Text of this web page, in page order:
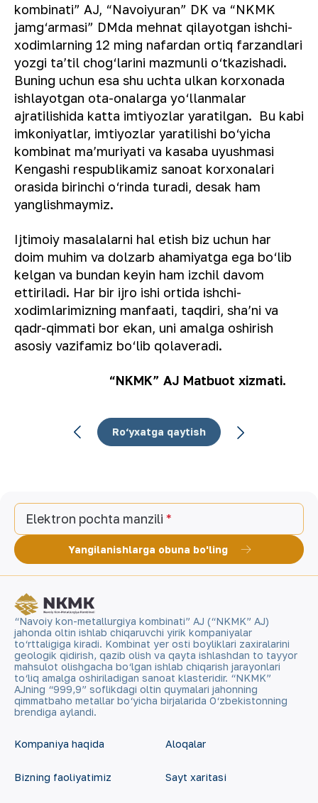
kombinati” AJ, “Navoiyuran” DK va “NKMK
jamg‘armasi” DMda mehnat qilayotgan ishchi-
xodimlarning 12 ming nafardan ortiq farzandlari
yozgi ta’til chog‘larini mazmunli o‘tkazishadi.
Buning uchun esa shu uchta ulkan korxonada
ishlayotgan ota-onalarga yo‘llanmalar
ajratilishida katta imtiyozlar yaratilgan. Bu kabi
imkoniyatlar, imtiyozlar yaratilishi bo‘yicha
kombinat ma’muriyati va kasaba uyushmasi
Kengashi respublikamiz sanoat korxonalari
orasida birinchi o‘rinda turadi, desak ham
yanglishmaymiz.
Ijtimoiy masalalarni hal etish biz uchun har
doim muhim va dolzarb ahamiyatga ega bo‘lib
kelgan va bundan keyin ham izchil davom
ettiriladi. Har bir ijro ishi ortida ishchi-
xodimlarimizning manfaati, taqdiri, sha’ni va
qadr-qimmati bor ekan, uni amalga oshirish
asosiy vazifamiz bo‘lib qolaveradi.
“NKMK” AJ Matbuot xizmati.
Ro‘yxatga qaytish
Elektron pochta manzili
Yangilanishlarga obuna bo'ling
“Navoiy kon-metallurgiya kombinati” AJ (“NKMK” AJ)
jahonda oltin ishlab chiqaruvchi yirik kompaniyalar
to‘rttaligiga kiradi. Kombinat yer osti boyliklari zaxiralarini
geologik qidirish, qazib olish va qayta ishlashdan to tayyor
mahsulot olishgacha bo‘lgan ishlab chiqarish jarayonlari
to‘liq amalga oshiriladigan sanoat klasteridir. “NKMK”
AJning “999,9” soflikdagi oltin quymalari jahonning
qimmatbaho metallar bo‘yicha birjalarida O‘zbekistonning
brendiga aylandi.
Kompaniya haqida
Bizning faoliyatimiz
Aloqalar
Sayt xaritasi